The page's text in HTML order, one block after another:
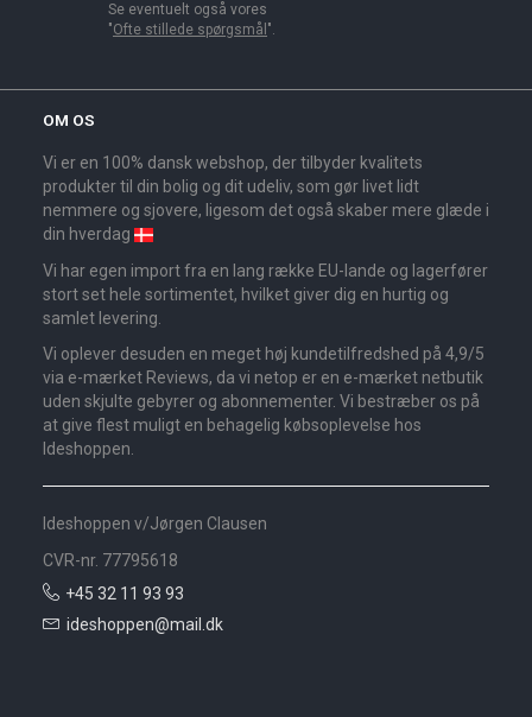
Se eventuelt også vores
"Ofte stillede spørgsmål ".
OM OS
Vi er en 100% dansk webshop, der tilbyder kvalitets
produkter til din bolig og dit udeliv, som gør livet lidt
nemmere og sjovere, ligesom det også skaber mere glæde i
din hverdag
Vi har egen import fra en lang række EU-lande og lagerfører
stort set hele sortimentet, hvilket giver dig en hurtig og
samlet levering.
Vi oplever desuden en meget høj kundetilfredshed på 4,9/5
via e-mærket Reviews, da vi netop er en e-mærket netbutik
uden skjulte gebyrer og abonnementer. Vi bestræber os på
at give flest muligt en behagelig købsoplevelse hos
Ideshoppen.
Ideshoppen v/Jørgen Clausen
CVR-nr. 77795618
+45 32 11 93 93
ideshoppen@mail.dk